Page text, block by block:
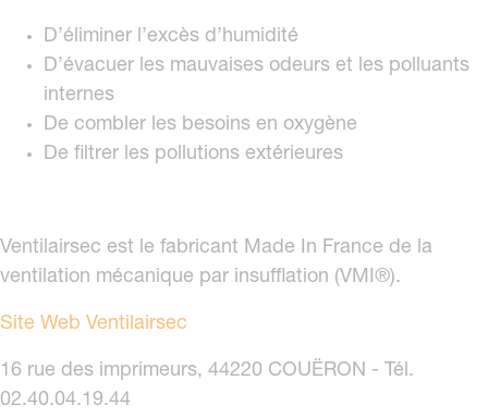
D’éliminer l’excès d’humidité
D’évacuer les mauvaises odeurs et les polluants
internes
De combler les besoins en oxygène
De filtrer les pollutions extérieures
Ventilairsec est le fabricant Made In France de la
ventilation mécanique par insufflation (VMI®).
Site Web Ventilairsec
16 rue des imprimeurs, 44220 COUËRON - Tél.
02.40.04.19.44